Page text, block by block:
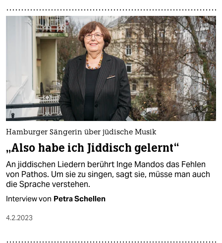
Hamburger Sängerin über jüdische Musik
„Also habe ich Jiddisch gelernt“
An jiddischen Liedern berührt Inge Mandos das Fehlen
von Pathos. Um sie zu singen, sagt sie, müsse man auch
die Sprache verstehen.
Interview von Petra Schellen
4.2.2023